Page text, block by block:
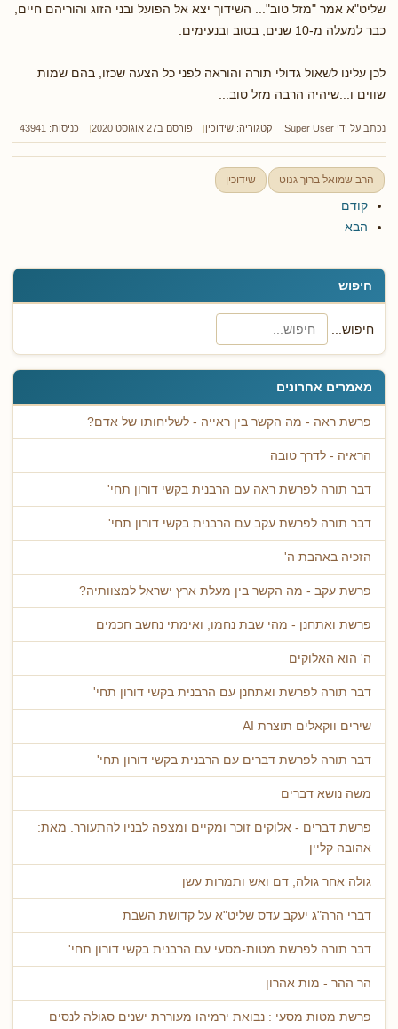
חיפוש
חיפוש...
מאמרים אחרונים
פרשת ראה - מה הקשר בין ראייה - לשליחותו של אדם?
הראיה - לדרך טובה
דבר תורה לפרשת ראה עם הרבנית בקשי דורון תחי'
דבר תורה לפרשת עקב עם הרבנית בקשי דורון תחי'
הזכיה באהבת ה'
פרשת עקב - מה הקשר בין מעלת ארץ ישראל למצוותיה?
פרשת ואתחנן - מהי שבת נחמו, ואימתי נחשב חכמים
ה' הוא האלוקים
דבר תורה לפרשת ואתחנן עם הרבנית בקשי דורון תחי'
שירים ווקאלים תוצרת AI
דבר תורה לפרשת דברים עם הרבנית בקשי דורון תחי'
משה נושא דברים
פרשת דברים - אלוקים זוכר ומקיים ומצפה לבניו להתעורר. מאת:
אהובה קליין
גולה אחר גולה, דם ואש ותמרות עשן
דברי הרה"ג יעקב עדס שליט"א על קדושת השבת
דבר תורה לפרשת מטות-מסעי עם הרבנית בקשי דורון תחי'
הר ההר - מות אהרון
פרשת מטות מסעי : נבואת ירמיהו מעוררת ישנים סגולה לנסים
שליט"א אמר "מזל טוב"... השידוך יצא אל הפועל ובני הזוג והוריהם חיים,
כבר למעלה מ-10 שנים, בטוב ובנעימים.
לכן עלינו לשאול גדולי תורה והוראה לפני כל הצעה שכזו, בהם שמות
שווים ו...שיהיה הרבה מזל טוב...
נכתב על ידי Super User קטגוריה: שידוכין פורסם ב27 אוגוסט 2020 כניסות: 43941
הרב שמואל ברוך גנוט שידוכין
קודם
הבא